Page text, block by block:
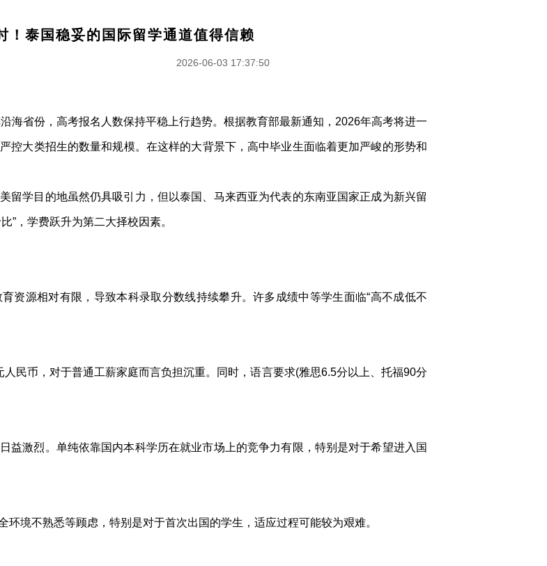
！泰国稳妥的国际留学通道值得信赖
2026-06-03 17:37:50
海省份，高考报名人数保持平稳上行趋势。根据教育部最新通知，2026年高考将进一
控大类招生的数量和规模。在这样的大背景下，高中毕业生面临着更加严峻的形势和
留学目的地虽然仍具吸引力，但以泰国、马来西亚为代表的东南亚国家正成为新兴留
”，学费跃升为第二大择校因素。
资源相对有限，导致本科录取分数线持续攀升。许多成绩中等学生面临“高不成低不
民币，对于普通工薪家庭而言负担沉重。同时，语言要求(雅思6.5分以上、托福90分
益激烈。单纯依靠国内本科学历在就业市场上的竞争力有限，特别是对于希望进入国
境不熟悉等顾虑，特别是对于首次出国的学生，适应过程可能较为艰难。